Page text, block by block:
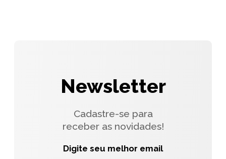
Newsletter
Cadastre-se para
receber as novidades!
Digite seu melhor email